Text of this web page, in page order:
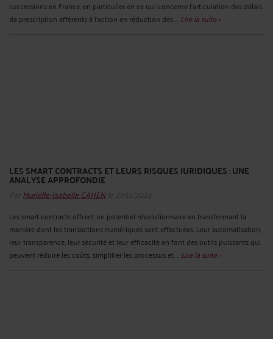
successions en France, en particulier en ce qui concerne l'articulation des délais
de prescription afférents à l'action en réduction des ... Lire la suite >
LES SMART CONTRACTS ET LEURS RISQUES JURIDIQUES : UNE
ANALYSE APPROFONDIE
Par Murielle-Isabelle CAHENle 27/11/2024
Les smart contracts offrent un potentiel révolutionnaire en transformant la
manière dont les transactions numériques sont effectuées. Leur automatisation,
leur transparence, leur sécurité et leur efficacité en font des outils puissants qui
peuvent réduire les coûts, simplifier les processus et ... Lire la suite >